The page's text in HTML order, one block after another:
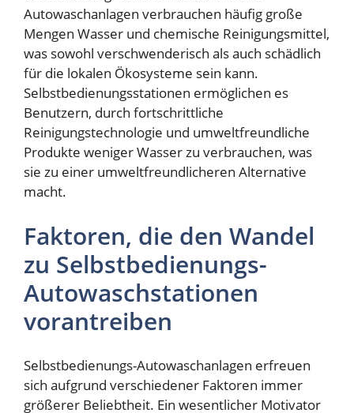
Autowaschanlagen verbrauchen häufig große
Mengen Wasser und chemische Reinigungsmittel,
was sowohl verschwenderisch als auch schädlich
für die lokalen Ökosysteme sein kann.
Selbstbedienungsstationen ermöglichen es
Benutzern, durch fortschrittliche
Reinigungstechnologie und umweltfreundliche
Produkte weniger Wasser zu verbrauchen, was
sie zu einer umweltfreundlicheren Alternative
macht.
Faktoren, die den Wandel
zu Selbstbedienungs-
Autowaschstationen
vorantreiben
Selbstbedienungs-Autowaschanlagen erfreuen
sich aufgrund verschiedener Faktoren immer
größerer Beliebtheit. Ein wesentlicher Motivator